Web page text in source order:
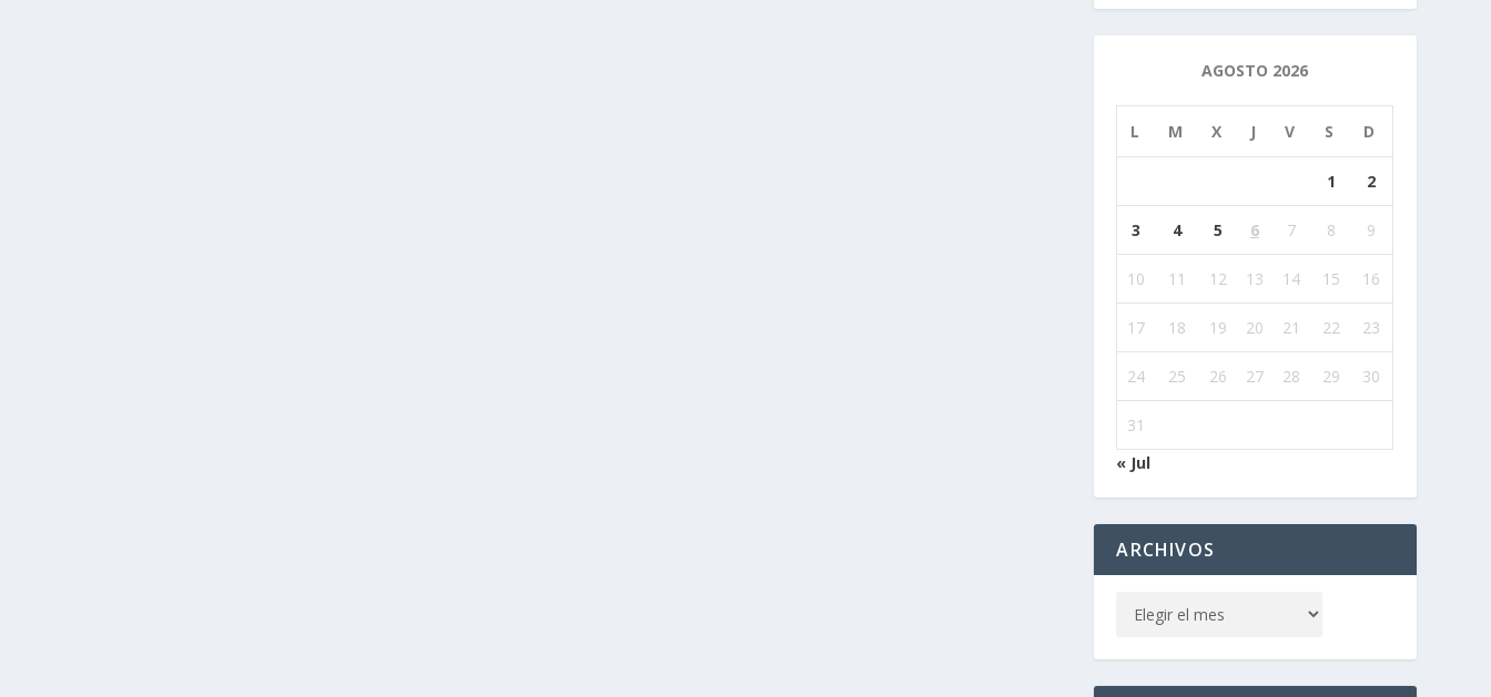
AGOSTO 2026
L M X J V S D
1 2
3 4 5 6 7 8 9
10 11 12 13 14 15 16
17 18 19 20 21 22 23
24 25 26 27 28 29 30
31
« Jul
ARCHIVOS